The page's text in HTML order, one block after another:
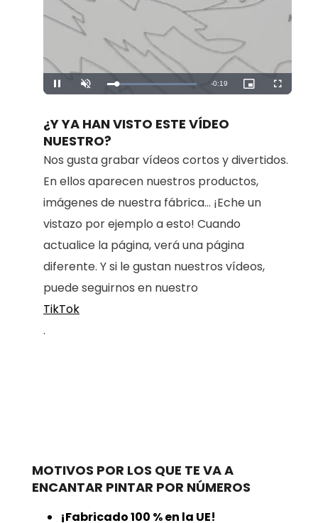
Pause Unmute Loaded:
100.00%
Remaining
-0:19
Picture-
in-
Fullscreen
¿Y YA HAN VISTO ESTE VÍDEO
NUESTRO?
Nos gusta grabar vídeos cortos y divertidos.
En ellos aparecen nuestros productos,
imágenes de nuestra fábrica... ¡Eche un
vistazo por ejemplo a esto! Cuando
actualice la página, verá una página
diferente. Y si le gustan nuestros vídeos,
puede seguirnos en nuestro
TikTok
.
MOTIVOS POR LOS QUE TE VA A
ENCANTAR PINTAR POR NÚMEROS
¡Fabricado 100 % en la UE!